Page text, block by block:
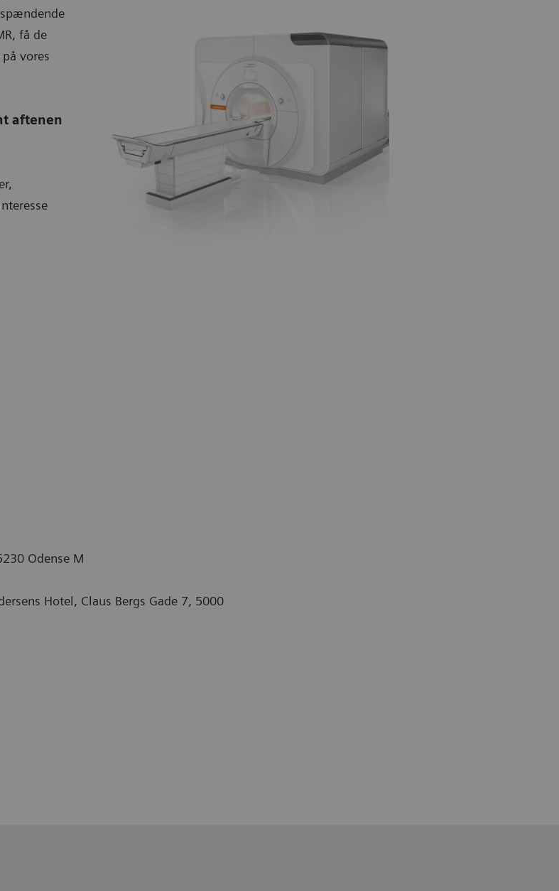
få de
vores
aftenen
Odense M
Hotel, Claus Bergs Gade 7, 5000